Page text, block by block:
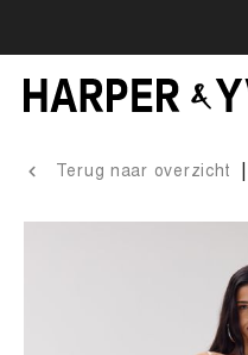
Terug naar overzicht